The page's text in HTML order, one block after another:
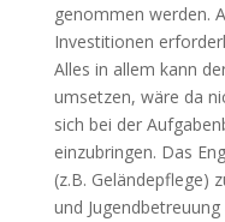
genommen werden.
Investitionen
Alles in allem kann
umsetzen, wäre da
sich bei der
einzubringen. Das
(z.B. Geländepflege)
und